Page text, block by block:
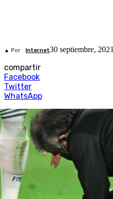
▲ Por Internet30 septiembre, 2021
compartir
Facebook
Twitter
WhatsApp